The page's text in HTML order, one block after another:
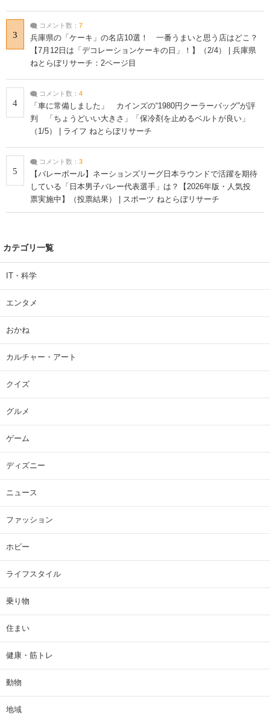
3
コメント数： 7
兵庫県の「ケーキ」の名店10選！ 一番うまいと思う店はどこ？
【7月12日は「デコレーションケーキの日」！】（2/4） | 兵庫県
ねとらぼリサーチ：2ページ目
4
コメント数： 4
「車に常備しました」 カインズの“1980円クーラーバッグ”が評
判 「ちょうどいい大きさ」「保冷剤を止めるベルトが良い」
（1/5） | ライフ ねとらぼリサーチ
5
コメント数： 3
【バレーボール】ネーションズリーグ日本ラウンドで活躍を期待
している「日本男子バレー代表選手」は？【2026年版・人気投
票実施中】（投票結果） | スポーツ ねとらぼリサーチ
カテゴリ一覧
IT・科学
エンタメ
おかね
カルチャー・アート
クイズ
グルメ
ゲーム
ディズニー
ニュース
ファッション
ホビー
ライフスタイル
乗り物
住まい
健康・筋トレ
動物
地域